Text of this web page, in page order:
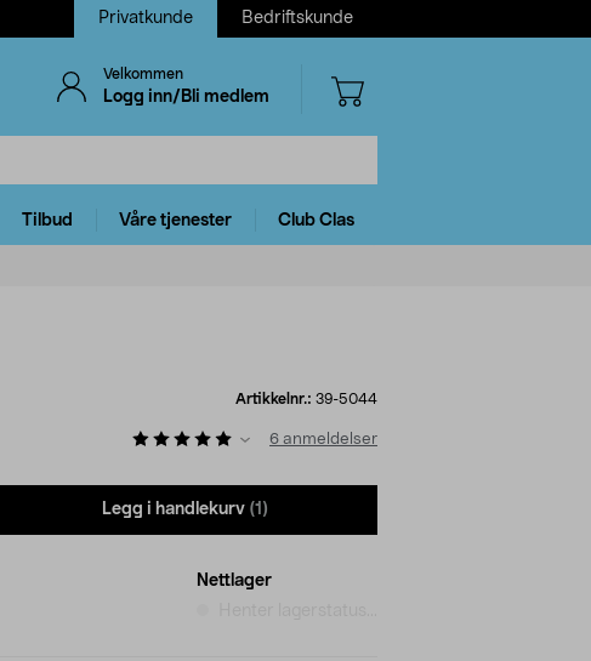
Privatkunde Bedriftskunde
Velkommen
Logg inn/Bli medlem
Tilbud Våre tjenester Club Clas
Artikkelnr.: 39-5044
6 anmeldelser
Legg i handlekurv (1)
Nettlager